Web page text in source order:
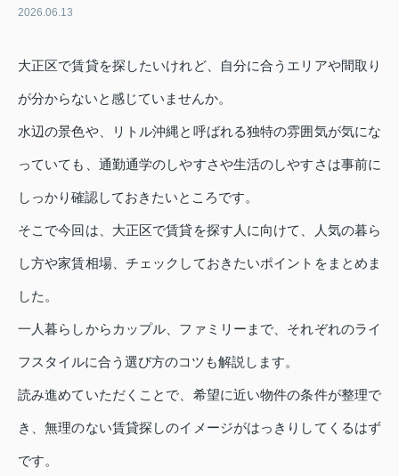
2026.06.13
大正区で賃貸を探したいけれど、自分に合うエリアや間取り
が分からないと感じていませんか。
水辺の景色や、リトル沖縄と呼ばれる独特の雰囲気が気にな
っていても、通勤通学のしやすさや生活のしやすさは事前に
しっかり確認しておきたいところです。
そこで今回は、大正区で賃貸を探す人に向けて、人気の暮ら
し方や家賃相場、チェックしておきたいポイントをまとめま
した。
一人暮らしからカップル、ファミリーまで、それぞれのライ
フスタイルに合う選び方のコツも解説します。
読み進めていただくことで、希望に近い物件の条件が整理で
き、無理のない賃貸探しのイメージがはっきりしてくるはず
です。